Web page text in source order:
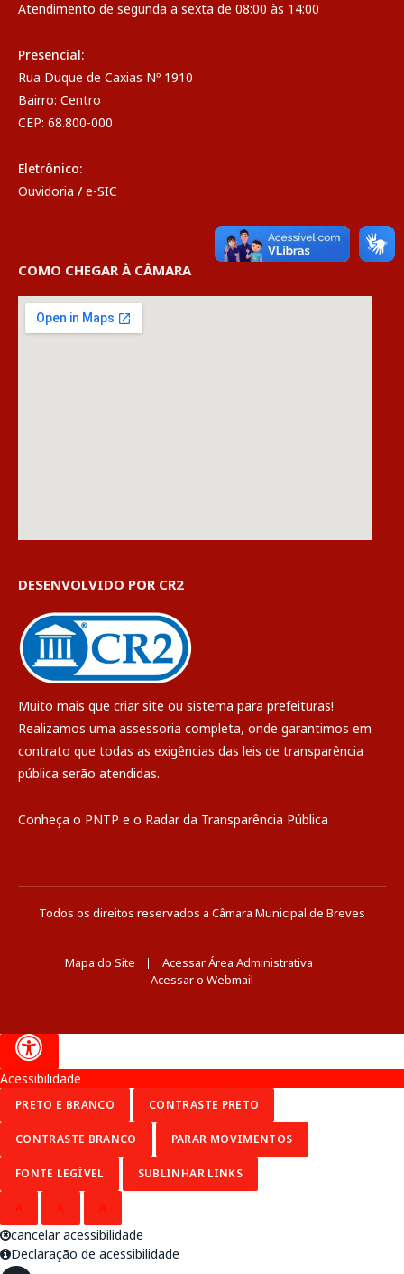
Atendimento de segunda a sexta de 08:00 às 14:00
Presencial:
Rua Duque de Caxias Nº 1910
Bairro: Centro
CEP: 68.800-000
Eletrônico:
Ouvidoria / e-SIC
COMO CHEGAR À CÂMARA
DESENVOLVIDO POR CR2
Muito mais que criar site ou sistema para prefeituras!
Realizamos uma assessoria completa, onde garantimos em
contrato que todas as exigências das leis de transparência
pública serão atendidas.
Conheça o PNTP e o Radar da Transparência Pública
Todos os direitos reservados a Câmara Municipal de Breves
Mapa do Site
Acessar Área Administrativa
Acessar o Webmail
Acessibilidade
PRETO E BRANCO CONTRASTE PRETO
CONTRASTE BRANCO PARAR MOVIMENTOS
FONTE LEGÍVEL SUBLINHAR LINKS
cancelar acessibilidade
Declaração de acessibilidade